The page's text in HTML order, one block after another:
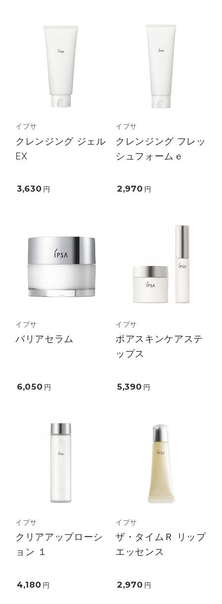
イプサ
クレンジング ジェル
EX
3,630 円
イプサ
クレンジング フレッ
シュフォームｅ
2,970 円
イプサ
バリアセラム
6,050 円
イプサ
ポアスキンケアステ
ップス
5,390 円
イプサ
クリアアップローシ
ョン １
4,180 円
イプサ
ザ・タイムＲ リップ
エッセンス
2,970 円